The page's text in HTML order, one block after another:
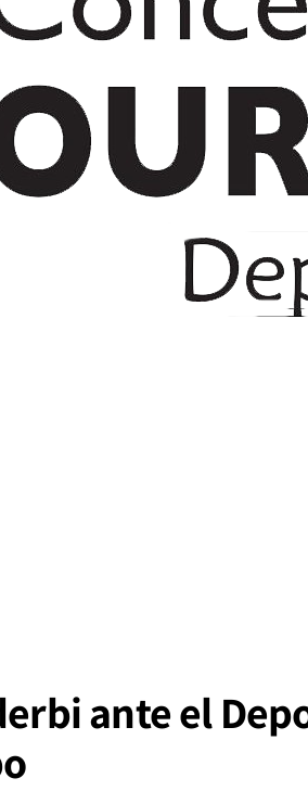
ante el